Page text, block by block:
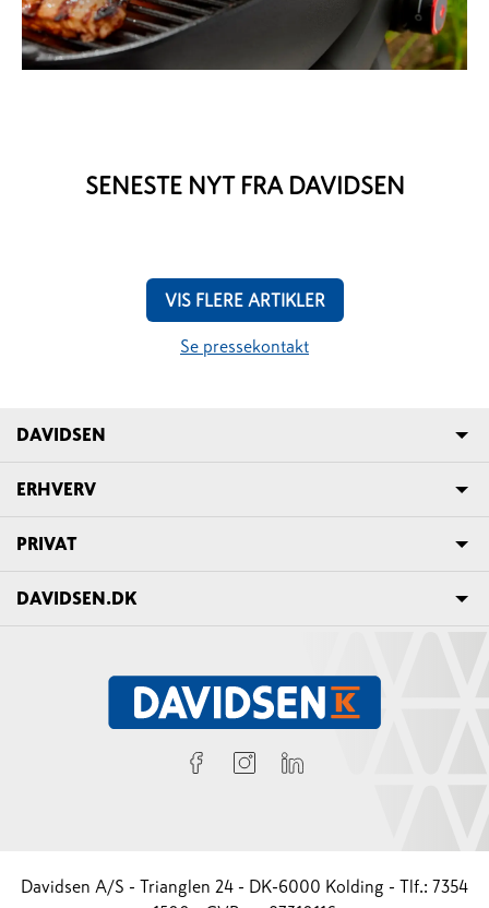
SENESTE NYT FRA DAVIDSEN
VIS FLERE ARTIKLER
Se pressekontakt
DAVIDSEN
ERHVERV
PRIVAT
DAVIDSEN.DK
Davidsen A/S - Trianglen 24 - DK-6000 Kolding - Tlf.: 7354